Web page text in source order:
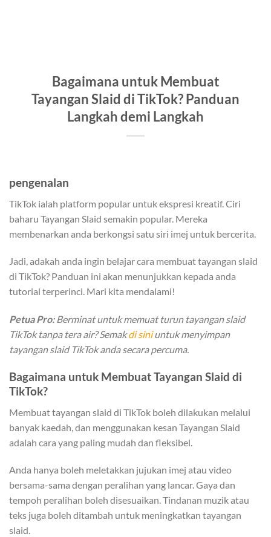
Bagaimana untuk Membuat
Tayangan Slaid di TikTok? Panduan
Langkah demi Langkah
pengenalan
TikTok ialah platform popular untuk ekspresi kreatif. Ciri
baharu Tayangan Slaid semakin popular. Mereka
membenarkan anda berkongsi satu siri imej untuk bercerita.
Jadi, adakah anda ingin belajar cara membuat tayangan slaid
di TikTok? Panduan ini akan menunjukkan kepada anda
tutorial terperinci. Mari kita mendalami!
Petua Pro:Berminat untuk memuat turun tayangan slaid
TikTok tanpa tera air? Semakdi siniuntuk menyimpan
tayangan slaid TikTok anda secara percuma.
Bagaimana untuk Membuat Tayangan Slaid di
TikTok?
Membuat tayangan slaid di TikTok boleh dilakukan melalui
banyak kaedah, dan menggunakan kesan Tayangan Slaid
adalah cara yang paling mudah dan fleksibel.
Anda hanya boleh meletakkan jujukan imej atau video
bersama-sama dengan peralihan yang lancar.Gaya dan
tempoh peralihan boleh disesuaikan.Tindanan muzik atau
teks juga boleh ditambah untuk meningkatkan tayangan
slaid.